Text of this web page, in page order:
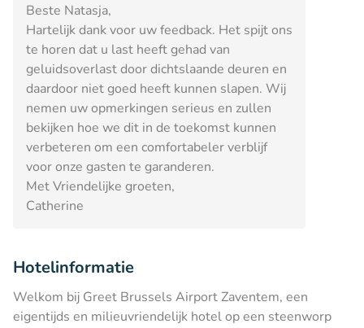
Beste Natasja,
Hartelijk dank voor uw feedback. Het spijt ons
te horen dat u last heeft gehad van
geluidsoverlast door dichtslaande deuren en
daardoor niet goed heeft kunnen slapen. Wij
nemen uw opmerkingen serieus en zullen
bekijken hoe we dit in de toekomst kunnen
verbeteren om een comfortabeler verblijf
voor onze gasten te garanderen.
Met Vriendelijke groeten,
Catherine
Hotelinformatie
Welkom bij Greet Brussels Airport Zaventem, een
eigentijds en milieuvriendelijk hotel op een steenworp